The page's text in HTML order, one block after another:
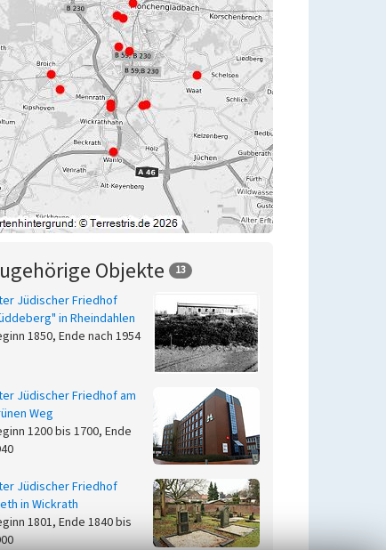
Objekte 13
Jüdischer Friedhof
in Rheindahlen
1850, Ende nach 1954
Jüdischer Friedhof am
Weg
1200 bis 1700, Ende
Jüdischer Friedhof
in Wickrath
1801, Ende 1840 bis